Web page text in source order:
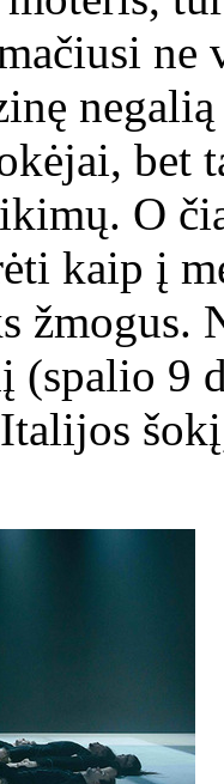
ne
O
kaip į
žmogus.
(spalio 9